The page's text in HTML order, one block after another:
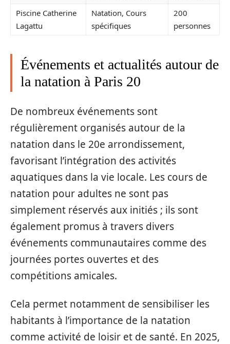
Piscine Catherine
Lagattu
Natation, Cours
spécifiques
200
personnes
Événements et actualités autour de
la natation à Paris 20
De nombreux événements sont
régulièrement organisés autour de la
natation dans le 20e arrondissement,
favorisant l’intégration des activités
aquatiques dans la vie locale. Les cours de
natation pour adultes ne sont pas
simplement réservés aux initiés ; ils sont
également promus à travers divers
événements communautaires comme des
journées portes ouvertes et des
compétitions amicales.
Cela permet notamment de sensibiliser les
habitants à l’importance de la natation
comme activité de loisir et de santé. En 2025,